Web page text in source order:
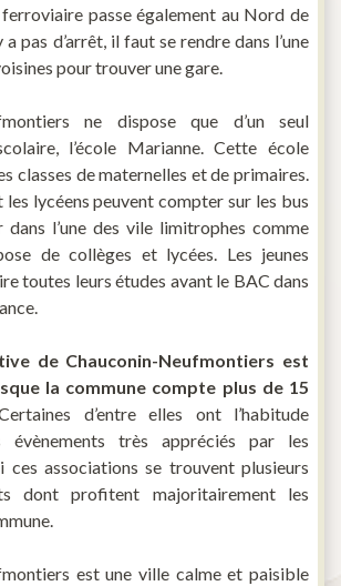
passe également au Nord de
a pas d’arrêt, il faut se rendre dans l’une
pour trouver une gare.
ne dispose que d’un seul
l’école Marianne. Cette école
classes de maternelles et de primaires.
les lycéens peuvent compter sur les bus
dans l’une des vile limitrophes comme
de collèges et lycées. Les jeunes
toutes leurs études avant le BAC dans
de Chauconin-Neufmontiers est
la commune compte plus de 15
d’entre elles ont l’habitude
évènements très appréciés par les
ces associations se trouvent plusieurs
dont profitent majoritairement les
est une ville calme et paisible